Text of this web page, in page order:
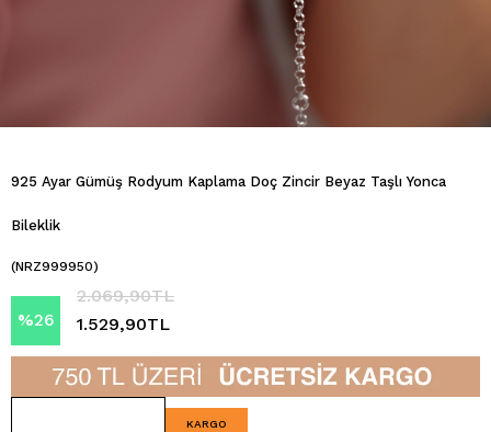
925 Ayar Gümüş Rodyum Kaplama Doç Zincir Beyaz Taşlı Yonca
Bileklik
(NRZ999950)
%26
İndirim
2.069,90TL
1.529,90TL
KARGO